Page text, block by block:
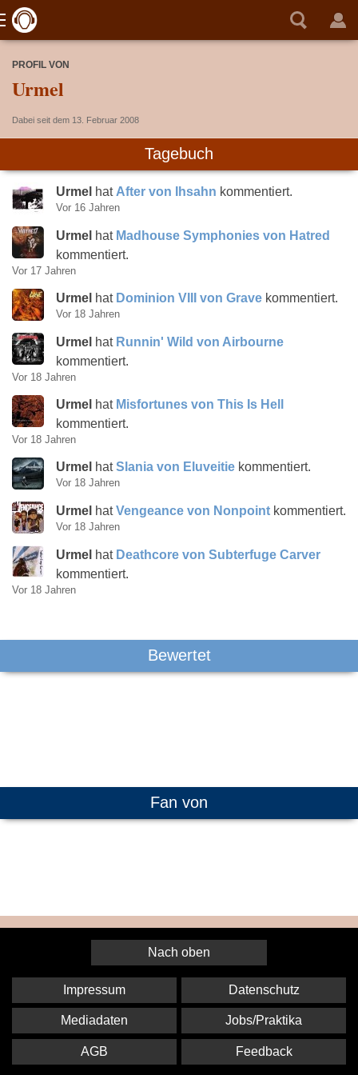
PROFIL VON
Urmel
Dabei seit dem 13. Februar 2008
Tagebuch
Urmel hat After von Ihsahn kommentiert.
Vor 16 Jahren
Urmel hat Madhouse Symphonies von Hatred
kommentiert.
Vor 17 Jahren
Urmel hat Dominion VIII von Grave kommentiert.
Vor 18 Jahren
Urmel hat Runnin' Wild von Airbourne
kommentiert.
Vor 18 Jahren
Urmel hat Misfortunes von This Is Hell
kommentiert.
Vor 18 Jahren
Urmel hatSlania von Eluveitie kommentiert.
Vor 18 Jahren
Urmel hatVengeance von Nonpoint kommentiert.
Vor 18 Jahren
Urmel hat Deathcore von Subterfuge Carver
kommentiert.
Vor 18 Jahren
Bewertet
Fan von
Nach oben
Impressum Datenschutz
Mediadaten Jobs/Praktika
AGB Feedback